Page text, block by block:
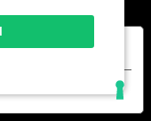
ALLA